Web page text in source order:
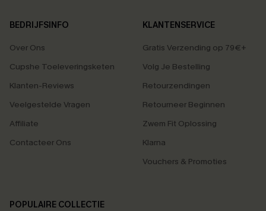
BEDRIJFSINFO
Over Ons
Cupshe Toeleveringsketen
Klanten-Reviews
Veelgestelde Vragen
Affiliate
Contacteer Ons
KLANTENSERVICE
Gratis Verzending op 79€+
Volg Je Bestelling
Retourzendingen
Retourneer Beginnen
Zwem Fit Oplossing
Klarna
Vouchers & Promoties
POPULAIRE COLLECTIE